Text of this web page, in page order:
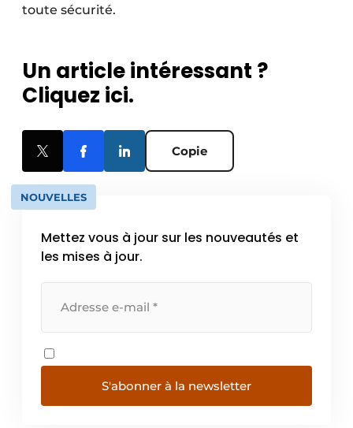
toute sécurité.
Un article intéressant ?
Cliquez ici.
Copie
NOUVELLES
Mettez vous à jour sur les nouveautés et
les mises à jour.
S'abonner à la newsletter